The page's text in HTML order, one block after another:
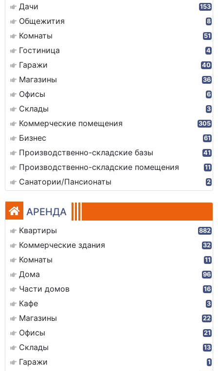
Дачи 153
Общежития 8
Комнаты 51
Гостиница 4
Гаражи 40
Магазины 36
Офисы 6
Склады 3
Коммерческие помещения 305
Бизнес 61
Производственно-складские базы 41
Производственно-складские помещения 11
Санатории/Пансионаты 2
АРЕНДА
Квартиры 882
Коммерческие здания 32
Комнаты 11
Дома 96
Части домов 16
Кафе 3
Магазины 22
Офисы 21
Склады 13
Гаражи 1